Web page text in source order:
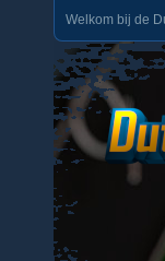
Welkom bij de